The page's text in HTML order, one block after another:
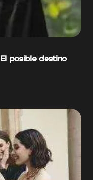
posible destino